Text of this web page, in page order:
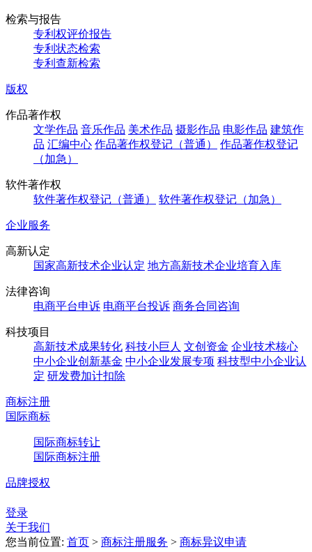
检索与报告
专利权评价报告
专利状态检索
专利查新检索
版权
作品著作权
文学作品 音乐作品 美术作品 摄影作品 电影作品 建筑作
品 汇编中心 作品著作权登记（普通）
作品著作权登记
（加急）
软件著作权
软件著作权登记（普通）
软件著作权登记（加急）
企业服务
高新认定
国家高新技术企业认定 地方高新技术企业培育入库
法律咨询
电商平台申诉 电商平台投诉 商务合同咨询
科技项目
高新技术成果转化 科技小巨人 文创资金 企业技术核心
中小企业创新基金 中小企业发展专项 科技型中小企业认
定 研发费加计扣除
商标注册
国际商标
国际商标转让
国际商标注册
品牌授权
登录
关于我们
您当前位置: 首页 > 商标注册服务 > 商标异议申请